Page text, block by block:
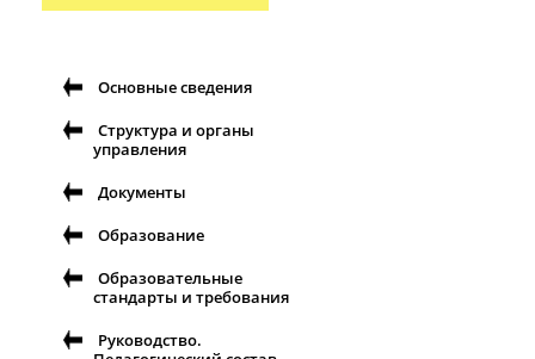
Основные сведения
Структура и органы
управления
Документы
Образование
Образовательные
стандарты и требования
Руководство.